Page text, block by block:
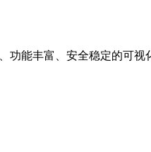
功能丰富、安全稳定的可视